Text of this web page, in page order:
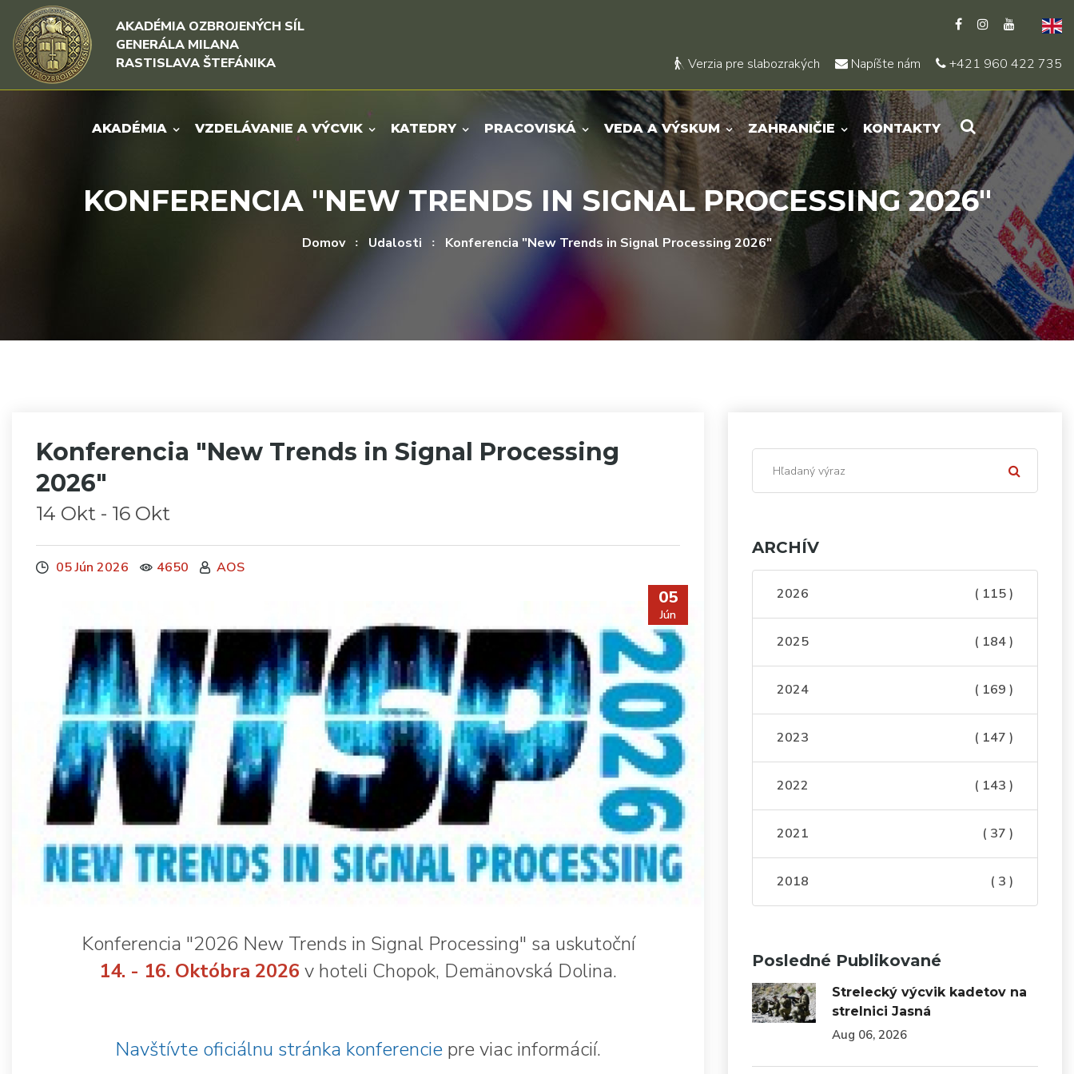
Rovno na obsah
Rovno na menu
AKADÉMIA OZBROJENÝCH SÍL
GENERÁLA MILANA
RASTISLAVA ŠTEFÁNIKA
Verzia pre slabozrakých Napíšte nám +421 960 422 735
AKADÉMIA VZDELÁVANIE A VÝCVIK KATEDRY PRACOVISKÁ VEDA A VÝSKUM ZAHRANIČIE KONTAKTY
KONFERENCIA "NEW TRENDS IN SIGNAL PROCESSING 2026"
Domov Udalosti Konferencia "New Trends in Signal Processing 2026"
Konferencia "New Trends in Signal Processing
2026"
14 Okt - 16 Okt
05 Jún 2026 4650 AOS
05
Jún
Konferencia "2026 New Trends in Signal Processing" sa uskutoční
14. - 16. Októbra 2026 v hoteli Chopok, Demänovská Dolina.
Navštívte oficiálnu stránka konferencie pre viac informácií.
ARCHÍV
2026 ( 115 )
2025 ( 184 )
2024 ( 169 )
2023 ( 147 )
2022 ( 143 )
2021 ( 37 )
2018 ( 3 )
Posledné Publikované
Strelecký výcvik kadetov na
strelnici Jasná
Aug 06, 2026